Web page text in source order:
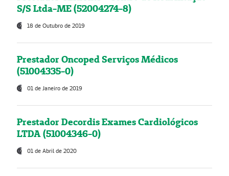
S/S Ltda-ME (52004274-8)
18 de Outubro de 2019
Prestador Oncoped Serviços Médicos
(51004335-0)
01 de Janeiro de 2019
Prestador Decordis Exames Cardiológicos
LTDA (51004346-0)
01 de Abril de 2020